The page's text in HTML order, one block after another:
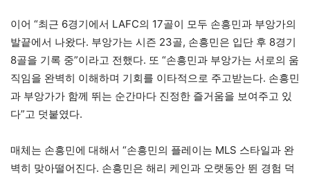
이어 “최근 6경기에서 LAFC의 17골이 모두 손흥민과 부앙가의
발끝에서 나왔다. 부앙가는 시즌 23골, 손흥민은 입단 후 8경기
8골을 기록 중”이라고 전했다. 또 “손흥민과 부앙가는 서로의 움
직임을 완벽히 이해하며 기회를 이타적으로 주고받는다. 손흥민
과 부앙가가 함께 뛰는 순간마다 진정한 즐거움을 보여주고 있
다”고 덧붙였다.
매체는 손흥민에 대해서 “손흥민의 플레이는 MLS 스타일과 완
벽히 맞아떨어진다. 손흥민은 해리 케인과 오랫동안 뛴 경험 덕